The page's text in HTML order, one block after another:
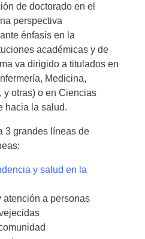
de doctorado en el
perspectiva
énfasis en la
académicas y de
va dirigido a titulados en
Medicina,
y otras) o en Ciencias
hacia la salud.
3 grandes líneas de
y salud en la
atención a personas